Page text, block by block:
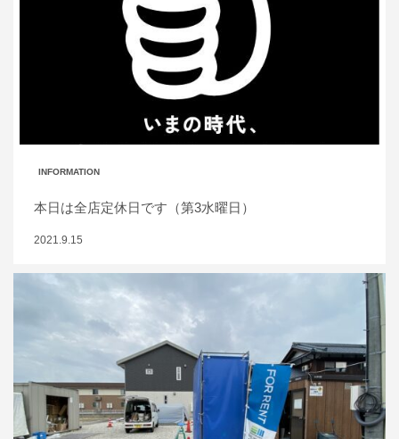
INFORMATION
本日は全店定休日です（第3水曜日）
2021.9.15